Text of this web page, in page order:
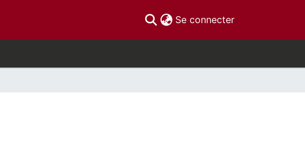
Se connecter(current)